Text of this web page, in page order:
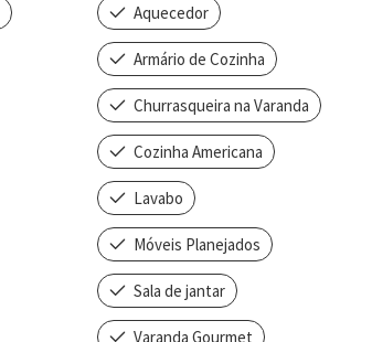
Aquecedor
Armário de Cozinha
Churrasqueira na Varanda
Cozinha Americana
Lavabo
Móveis Planejados
Sala de jantar
Varanda Gourmet